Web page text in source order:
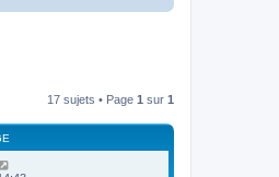
17 sujets • Page 1 sur 1